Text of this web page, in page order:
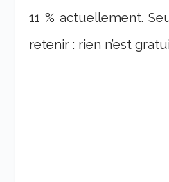
11 % actuellement.
retenir : rien n’est